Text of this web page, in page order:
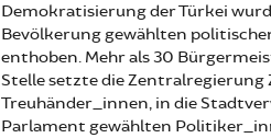
Demokratisierung der Türkei
Bevölkerung gewählten
enthoben. Mehr als 30
Stelle setzte die
Treuhänder_innen, in die
Parlament gewählten